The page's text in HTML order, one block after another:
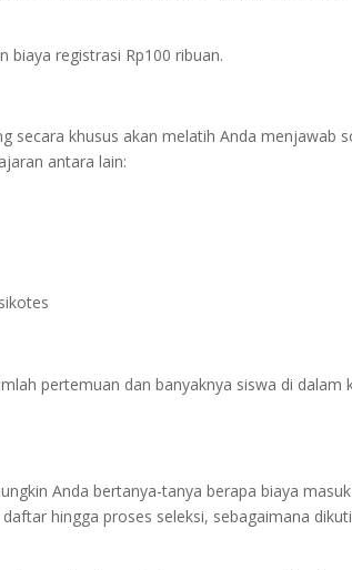
biaya registrasi Rp100 ribuan.
secara khusus akan melatih Anda menjawab
antara lain:
pertemuan dan banyaknya siswa di dalam
Anda bertanya-tanya berapa biaya masuk
hingga proses seleksi, sebagaimana